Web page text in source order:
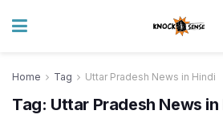
Home Tag Uttar Pradesh News in Hindi
Tag: Uttar Pradesh News in